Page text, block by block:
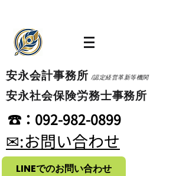
​安永会計事務所 /認定経営革新等機関
​安永社会保険労務士事務所
​☎：092-982-0899
​✉:お問い合わせ
LINEでのお問い合わせ